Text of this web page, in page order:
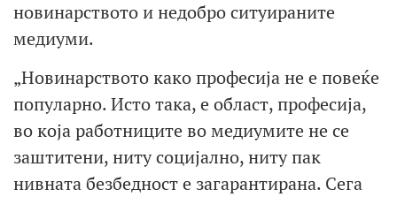
новинарството и недобро ситуираните
медиуми.
„Новинарството како професија не е повеќе
популарно. Исто така, е област, професија,
во која работниците во медиумите не се
заштитени, ниту социјално, ниту пак
нивната безбедност е загарантирана. Сега